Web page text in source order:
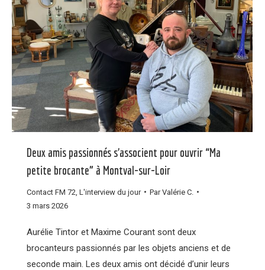
Deux amis passionnés s’associent pour ouvrir “Ma
petite brocante” à Montval-sur-Loir
Contact FM 72 L'interview du jour ParValérie C.
3 mars 2026
Aurélie Tintor et Maxime Courant sont deux
brocanteurs passionnés par les objets anciens et de
seconde main. Les deux amis ont décidé d’unir leurs